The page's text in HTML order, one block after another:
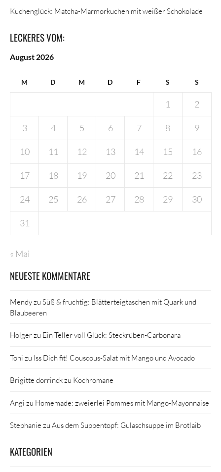
Kuchenglück: Matcha-Marmorkuchen mit weißer Schokolade
LECKERES VOM:
August 2026
M D M D F S S
1 2
3 4 5 6 7 8 9
10 11 12 13 14 15 16
17 18 19 20 21 22 23
24 25 26 27 28 29 30
31
« Mai
NEUESTE KOMMENTARE
Mendyzu Süß & fruchtig: Blätterteigtaschen mit Quark und
Blaubeeren
Holgerzu Ein Teller voll Glück: Steckrüben-Carbonara
Toni zu Iss Dich fit! Couscous-Salat mit Mango und Avocado
Brigitte dorrinckzu Kochromane
Angi zu Homemade: zweierlei Pommes mit Mango-Mayonnaise
Stephanie zu Aus dem Suppentopf: Gulaschsuppe im Brotlaib
KATEGORIEN